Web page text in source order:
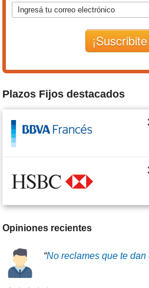
Plazos Fijos destacados
Opiniones recientes
“No reclames que te dan